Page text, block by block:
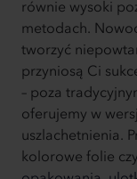
równie wysoki
metodach.
tworzyć
przyniosą Ci
– poza
oferujemy w
uszlachetnienia.
kolorowe folie